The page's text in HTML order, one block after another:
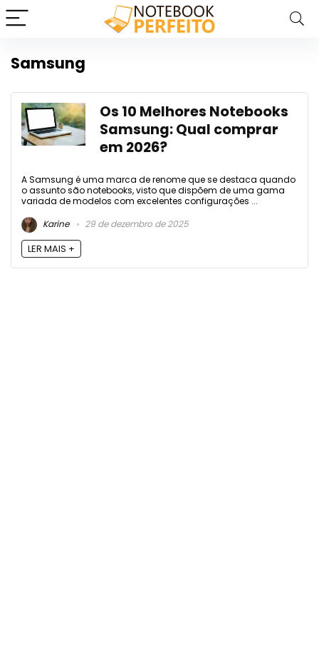
Samsung
Os 10 Melhores Notebooks
Samsung: Qual comprar
em 2026?
A Samsung é uma marca de renome que se destaca quando
o assunto são notebooks, visto que dispõem de uma gama
variada de modelos com excelentes configurações ...
Karine
29 de dezembro de 2025
LER MAIS +